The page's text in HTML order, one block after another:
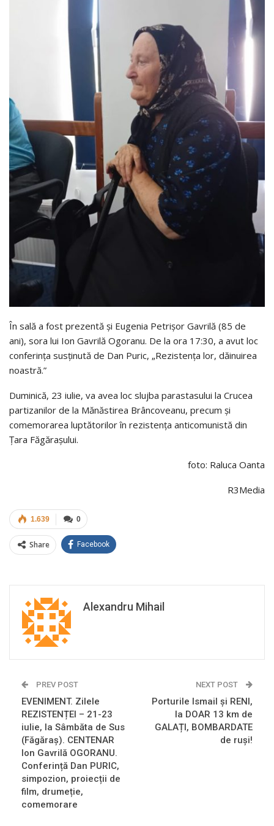
În sală a fost prezentă și Eugenia Petrișor Gavrilă (85 de
ani), sora lui Ion Gavrilă Ogoranu. De la ora 17:30, a avut loc
conferința susținută de Dan Puric, „Rezistența lor, dăinuirea
noastră.”
Duminică, 23 iulie, va avea loc slujba parastasului la Crucea
partizanilor de la Mănăstirea Brâncoveanu, precum și
comemorarea luptătorilor în rezistența anticomunistă din
Țara Făgărașului.
foto: Raluca Oanta
R3Media
0
1.639
Share Facebook
Alexandru Mihail
PREV POST
EVENIMENT. Zilele
REZISTENȚEI – 21-23
iulie, la Sâmbăta de Sus
(Făgăraș). CENTENAR
Ion Gavrilă OGORANU.
Conferință Dan PURIC,
simpozion, proiecții de
film, drumeție,
comemorare
NEXT POST
Porturile Ismail și RENI,
la DOAR 13 km de
GALAȚI, BOMBARDATE
de ruși!